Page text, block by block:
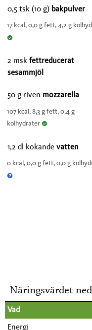
0,5 tsk (10 g) bakpulver
17 kcal, 0,0 g fett, 4,2 g
2 msk fettreducerat
sesammjöl
50 g riven mozzarella
107 kcal, 8,3 g fett, 0,4 g
kolhydrater
1,2 dl kokande vatten
0 kcal, 0,0 g fett, 0,0 g
Näringsvärdet
Vad
Energi